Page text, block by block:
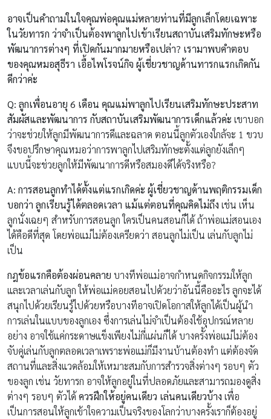
อาจเป็นคำถามในใจคุณพ่อคุณแม่หลายท่านที่มีลูกเล็กโดยเฉพาะ
ในวัยทารก ว่าจำเป็นต้องพาลูกไปเข้าเรียนสถาบันเสริมทักษะหรือ
พัฒนาการต่างๆ ที่เปิดกันมากมายหรือเปล่า? เรามาพบคำตอบ
ของคุณหมอสุธีรา เอื้อไพโรจน์กิจ ผู้เชี่ยวชาญด้านทารกแรกเกิดกัน
ดีกว่าค่ะ
Q: ลูกเพื่อนอายุ 6 เดือน คุณแม่พาลูกไปเรียนเสริมทักษะประสาท
สัมผัสและพัฒนาการ กับสถาบันเสริมพัฒนาการเด็กแล้วค่ะ เขาบอก
ว่าจะช่วยให้ลูกมีพัฒนาการดีและฉลาด ตอนนี้ลูกตัวเองใกล้จะ 1 ขวบ
จึงขอปรึกษาคุณหมอว่าการพาลูกไปเสริมทักษะตั้งแต่ลูกยังเล็กๆ
แบบนี้จะช่วยลูกให้มีพัฒนาการดีหรือสมองดีได้จริงหรือ?
A: การสอนลูกทำได้ตั้งแต่แรกเกิดค่ะ ผู้เชี่ยวชาญด้านพฤติกรรมเด็ก
บอกว่า ลูกเรียนรู้ได้ตลอดเวลา แม้แต่ตอนที่คุณคิดไม่ถึง เช่น เห็น
ลูกนั่งเฉยๆ สำหรับการสอนลูก ใครเป็นคนสอนก็ได้ ถ้าพ่อแม่สอนเอง
ได้คือดีที่สุด โดยพ่อแม่ไม่ต้องเครียดว่า สอนลูกไม่เป็น เล่นกับลูกไม่
เป็น
กฎข้อแรกคือต้องผ่อนคลาย บางทีพ่อแม่อาจกำหนดกิจกรรมให้ลูก
และเวลาเล่นกับลูก ให้พ่อแม่คอยสอนไปด้วยว่าอันนี้คืออะไร ลูกจะได้
สนุกไปด้วยเรียนรู้ไปด้วยหรือบางทีอาจเปิดโอกาสให้ลูกได้เป็นผู้นำ
การเล่นในแบบของลูกเอง ซึ่งการเล่นไม่จำเป็นต้องใช้อุปกรณ์หลาย
อย่าง อาจใช้แค่กระดาษแข็งเพียงไม่กี่แผ่นก็ได้ บางครั้งพ่อแม่ไม่ต้อง
จับคู่เล่นกับลูกตลอดเวลาเพราะพ่อแม่ก็มีงานบ้านต้องทำ แต่ต้องจัด
สถานที่และสิ่งแวดล้อมให้เหมาะสมกับการสำรวจสิ่งต่างๆ รอบๆ ตัว
ของลูก เช่น วัยทารก อาจให้ลูกอยู่ในที่ปลอดภัยและสามารถมองดูสิ่ง
ต่างๆ รอบๆ ตัวได้ควรฝึกให้อยู่คนเดียว เล่นคนเดียวบ้าง เพื่อ
เป็นการสอนให้ลูกเข้าใจความเป็นจริงของโลกว่าบางครั้งเราก็ต้องอยู่